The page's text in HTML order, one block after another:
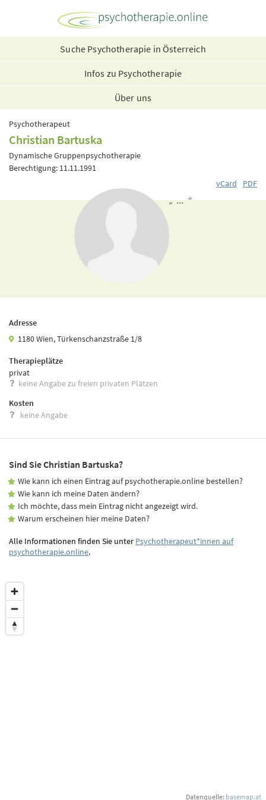
Suche Psychotherapie in Österreich
Infos zu Psychotherapie
Über uns
Psychotherapeut
Christian Bartuska
Dynamische Gruppenpsychotherapie
Berechtigung: 11.11.1991
vCard
PDF
„ ... “
Adresse
1180 Wien, Türkenschanzstraße 1/8
Therapieplätze
privat
keine Angabe zu freien privaten Plätzen
Kosten
keine Angabe
Sind Sie Christian Bartuska?
Wie kann ich einen Eintrag auf psychotherapie.online bestellen?
Wie kann ich meine Daten ändern?
Ich möchte, dass mein Eintrag nicht angezeigt wird.
Warum erscheinen hier meine Daten?
Alle Informationen finden Sie unter Psychotherapeut*innen auf
psychotherapie.online.
Datenquelle: basemap.at